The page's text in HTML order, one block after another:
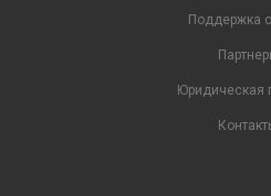
Поддержка
Юридическая